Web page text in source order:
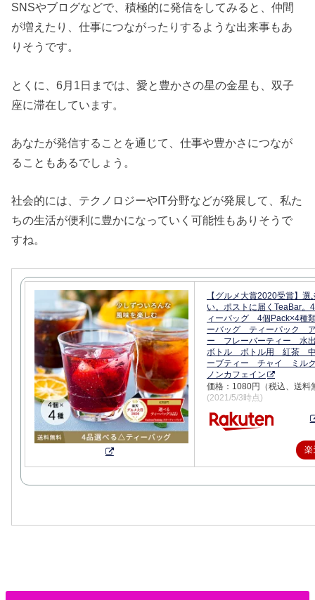
SNSやブログなどで、積極的に発信をしてみると、仲間
が増えたり、仕事につながったりするような出来事もあ
りそうです。
とくに、6月1日までは、愛と豊かさの星の金星も、双子
座に滞在しています。
あなたが発信することを通じて、仕事や豊かさにつなが
ることもあるでしょう。
社会的には、テクノロジーやIT分野などが発展して、私た
ちの生活が便利に豊かになっていく可能性もありそうで
すね。
【グルメ大賞2020受賞】選
い。ポストに届くTeaBar。
ィーバッグ 4個Pack×4
ーバッグ ティーパック
ー フレーバーティー 水
ボトル ボトル用 紅茶
ーブティー チャイ ミル
ノンカフェイン
価格：1080円（税込、送料
(2021/5/3時点)
楽